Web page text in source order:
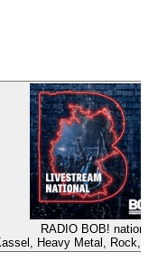
RADIO BOB!
Heavy Metal, Rock,